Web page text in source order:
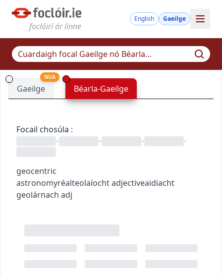
foclóirí ár linne
English Gaeilge
Gaeilge
NUA
Béarla-Gaeilge
Focail chosúla :
•
• • •
geocentric
astronomyréalteolaíochtadjectiveaidiacht
geolárnach adj